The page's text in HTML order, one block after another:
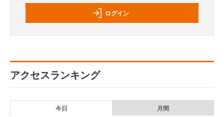
ログイン
アクセスランキング
今日 月間